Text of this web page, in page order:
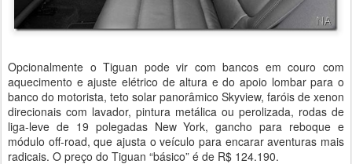
Opcionalmente o Tiguan pode vir com bancos em couro com
aquecimento e ajuste elétrico de altura e do apoio lombar para o
banco do motorista, teto solar panorâmico Skyview, faróis de xenon
direcionais com lavador, pintura metálica ou perolizada, rodas de
liga-leve de 19 polegadas New York, gancho para reboque e
módulo off-road, que ajusta o veículo para encarar aventuras mais
radicais. O preço do Tiguan “básico” é de R$ 124.190.